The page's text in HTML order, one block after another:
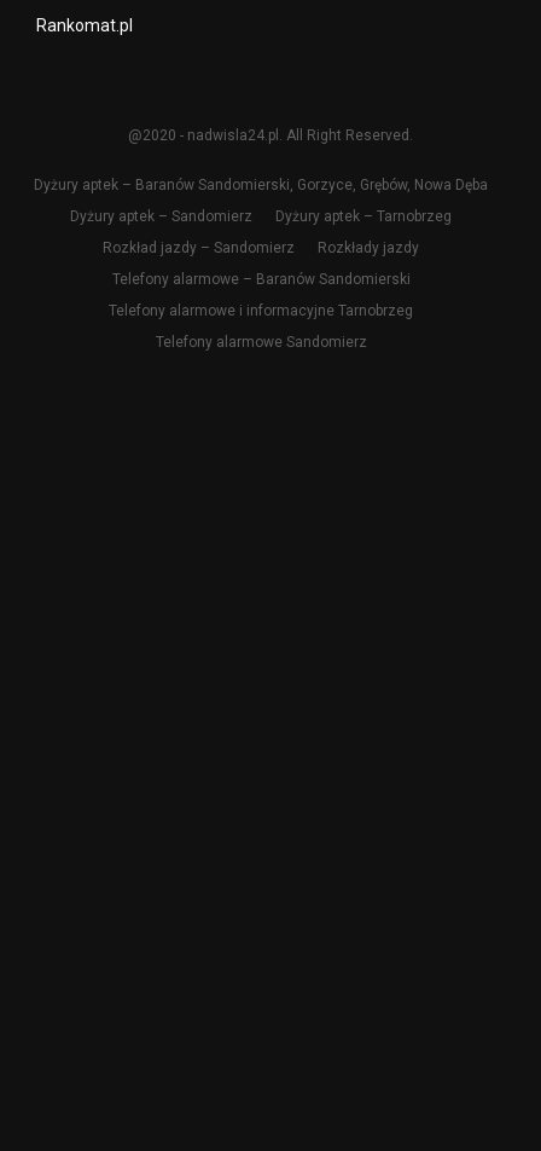
Rankomat.pl
@2020 - nadwisla24.pl. All Right Reserved.
Dyżury aptek – Baranów Sandomierski, Gorzyce, Grębów, Nowa Dęba
Dyżury aptek – Sandomierz
Dyżury aptek – Tarnobrzeg
Rozkład jazdy – Sandomierz
Rozkłady jazdy
Telefony alarmowe – Baranów Sandomierski
Telefony alarmowe i informacyjne Tarnobrzeg
Telefony alarmowe Sandomierz